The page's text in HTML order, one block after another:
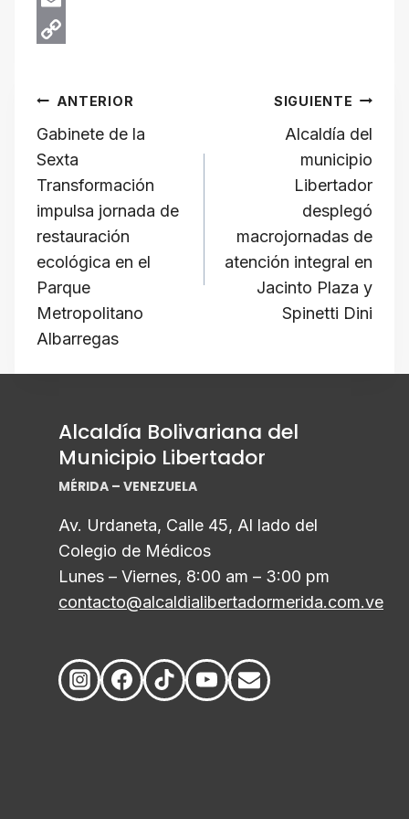
A
b
e
m
r
s
E
ly
L
i
n
k
Navegación
de
entradas
ANTERIOR
Gabinete de la
Sexta
Transformación
impulsa jornada de
restauración
ecológica en el
Parque
Metropolitano
Albarregas
SIGUIENTE
​Alcaldía del
municipio
Libertador
desplegó
macrojornadas de
atención integral en
Jacinto Plaza y
Spinetti Dini
Alcaldía Bolivariana del
Municipio Libertador
MÉRIDA – VENEZUELA
Av. Urdaneta, Calle 45, Al lado del
Colegio de Médicos
Lunes – Viernes, 8:00 am – 3:00 pm
contacto@alcaldialibertadormerida.com.ve